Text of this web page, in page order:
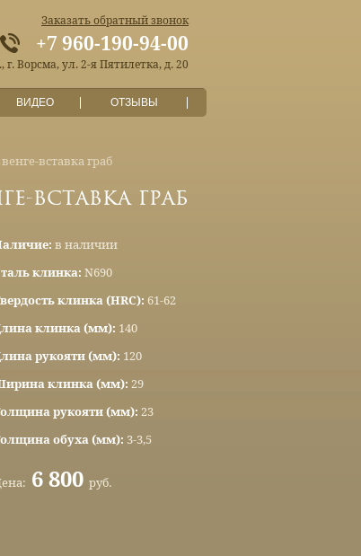
Заказать обратный звонок
+7 960-190-94-00
Ворсма, ул. 2-я Пятилетка, д. 20
ВИДЕО ОТЗЫВЫ
вставка граб
вставка граб
в наличии
клинка: N690
клинка (HRC): 61-62
клинка (мм): 140
рукояти (мм): 120
клинка (мм): 29
рукояти (мм): 23
обуха (мм): 3-3,5
6 800 руб.